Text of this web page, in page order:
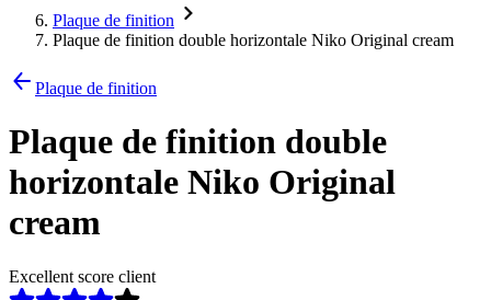
Plaque de finition
Plaque de finition double horizontale Niko Original cream
Plaque de finition
Plaque de finition double
horizontale Niko Original
cream
Excellent score client